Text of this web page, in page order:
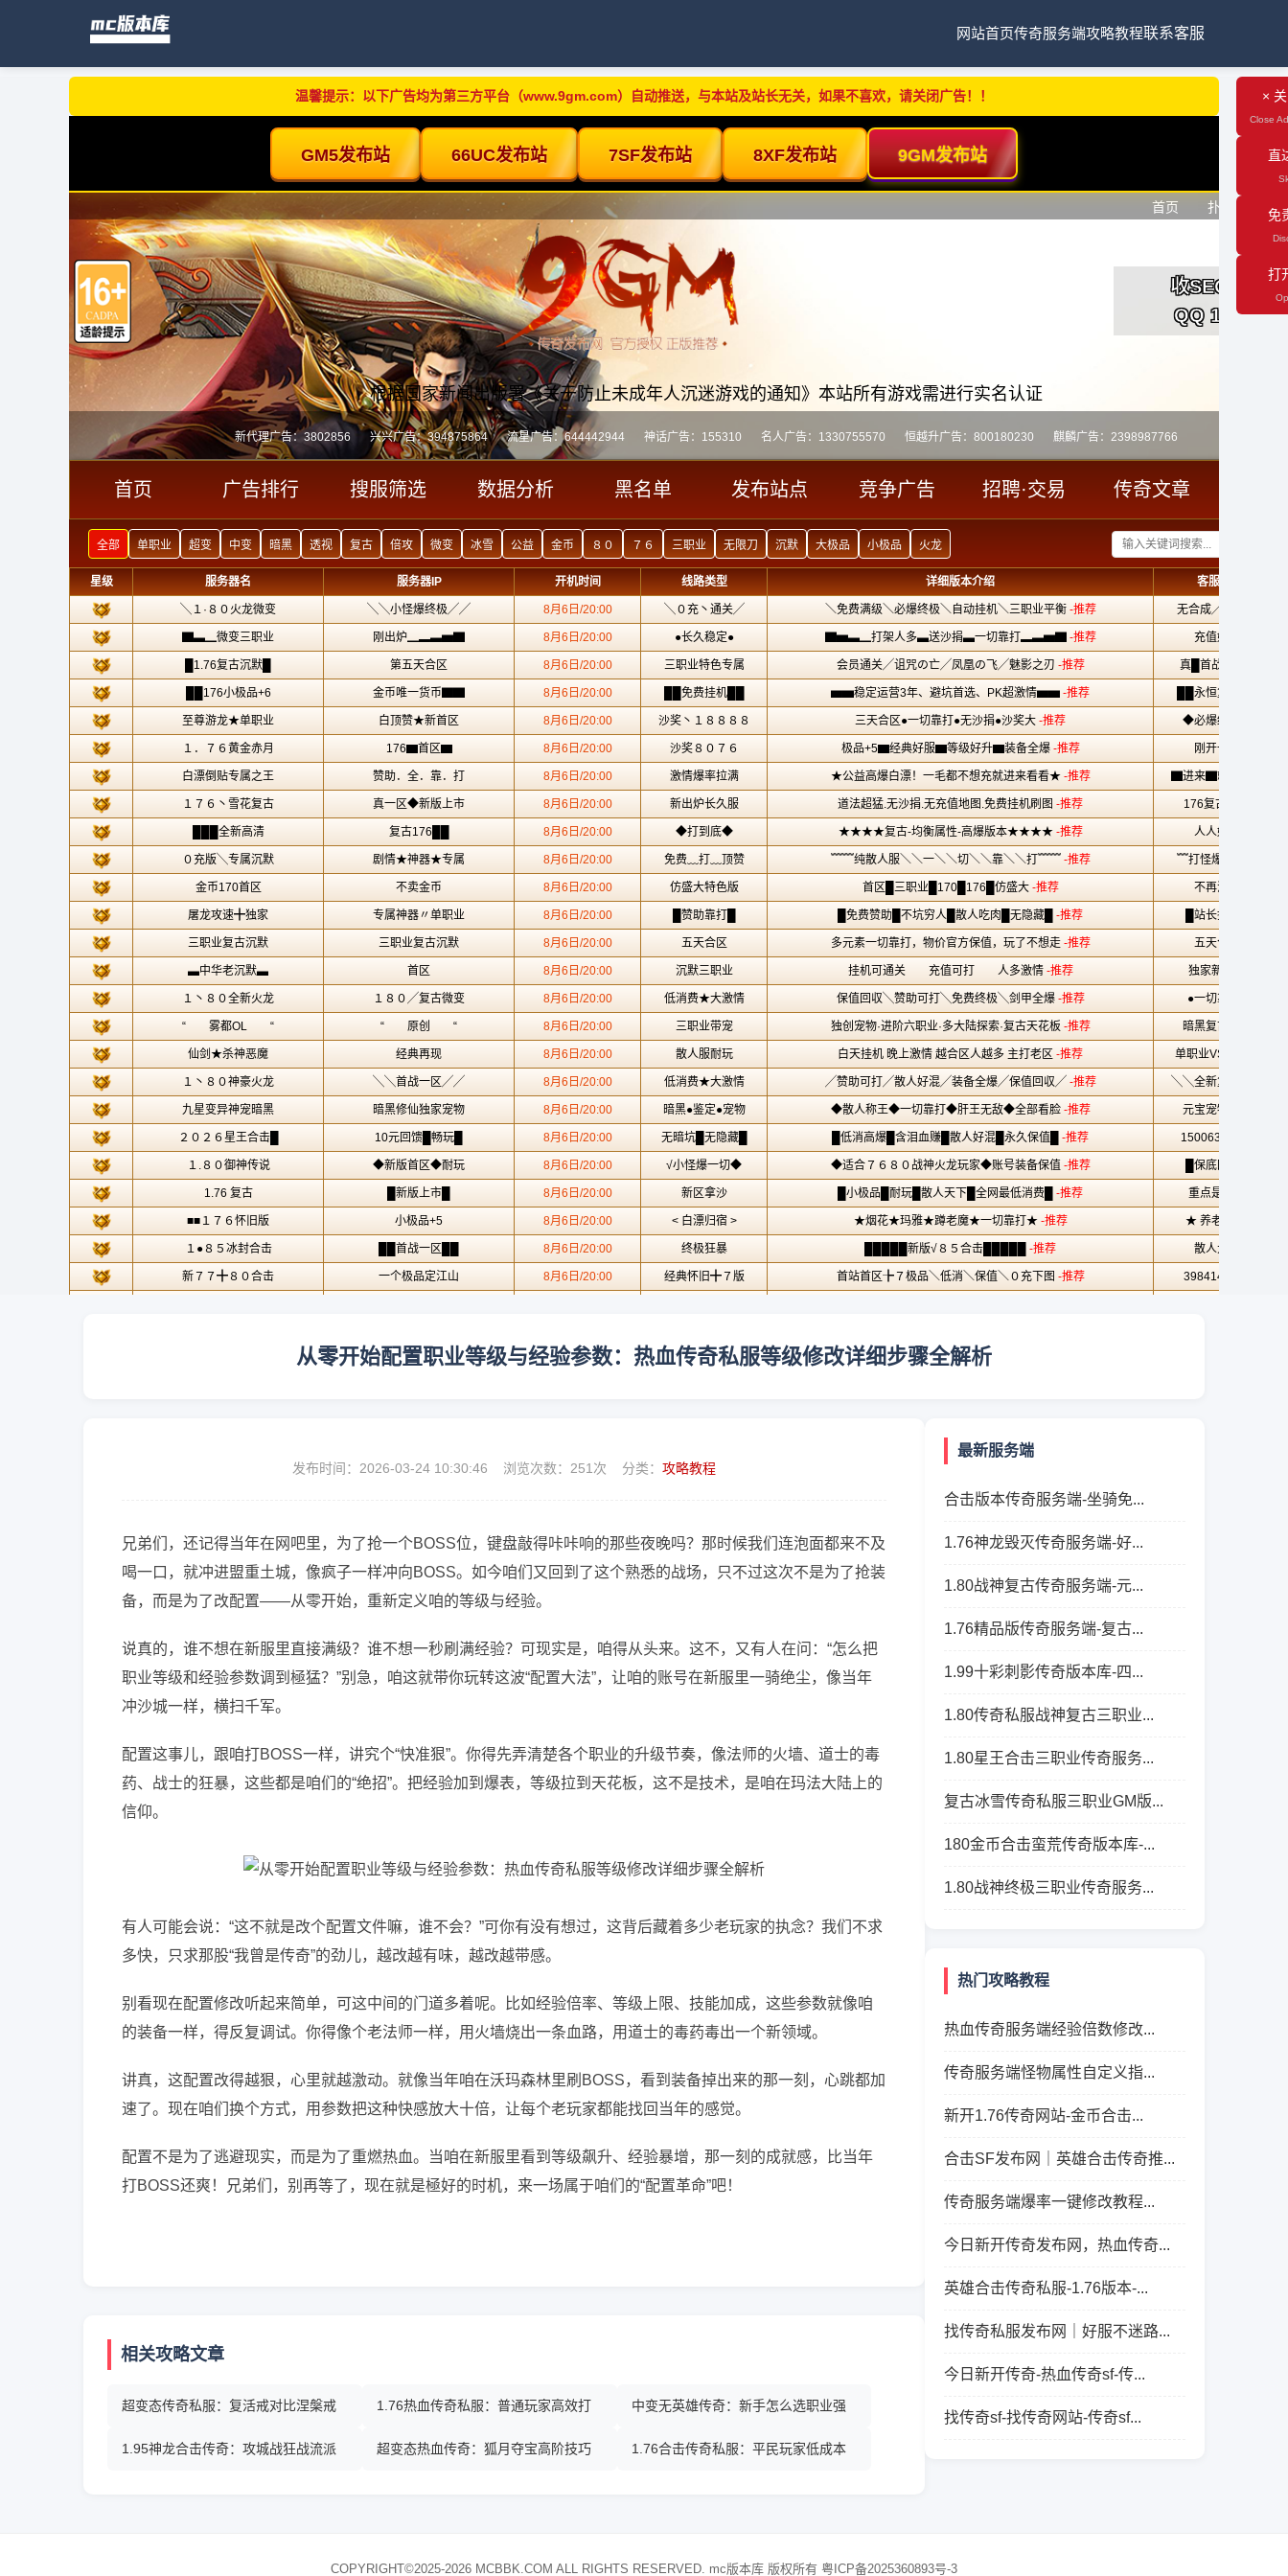
网站首页传奇服务端攻略教程联系客服
温馨提示：以下广告均为第三方平台（www.9gm.com）自动推送，与本站及站长无关，如果不喜欢，请关闭广告！！ ×
Close
直
免
打
从零开始配置职业等级与经验参数：热血传奇私服等级修改详细步骤全解析
发布时间：2026-03-24 10:30:46 浏览次数： 251次 分类： 攻略教程
兄弟们，还记得当年在网吧里，为了抢一个BOSS位，键盘敲得咔咔响的那些夜晚吗？那时候我们连泡面都来不及
喝一口，就冲进盟重土城，像疯子一样冲向BOSS。如今咱们又回到了这个熟悉的战场，只不过这次不是为了抢装
备，而是为了改配置——从零开始，重新定义咱的等级与经验。
说真的，谁不想在新服里直接满级？谁不想一秒刷满经验？可现实是，咱得从头来。这不，又有人在问：“怎么把
职业等级和经验参数调到極猛？”别急，咱这就带你玩转这波“配置大法”，让咱的账号在新服里一骑绝尘，像当年
冲沙城一样，横扫千军。
配置这事儿，跟咱打BOSS一样，讲究个“快准狠”。你得先弄清楚各个职业的升级节奏，像法师的火墙、道士的毒
药、战士的狂暴，这些都是咱们的“绝招”。把经验加到爆表，等级拉到天花板，这不是技术，是咱在玛法大陆上的
信仰。
有人可能会说：“这不就是改个配置文件嘛，谁不会？”可你有没有想过，这背后藏着多少老玩家的执念？我们不求
多快，只求那股“我曾是传奇”的劲儿，越改越有味，越改越带感。
别看现在配置修改听起来简单，可这中间的门道多着呢。比如经验倍率、等级上限、技能加成，这些参数就像咱
的装备一样，得反复调试。你得像个老法师一样，用火墙烧出一条血路，用道士的毒药毒出一个新领域。
讲真，这配置改得越狠，心里就越激动。就像当年咱在沃玛森林里刷BOSS，看到装备掉出来的那一刻，心跳都加
速了。现在咱们换个方式，用参数把这种快感放大十倍，让每个老玩家都能找回当年的感觉。
配置不是为了逃避现实，而是为了重燃热血。当咱在新服里看到等级飙升、经验暴增，那一刻的成就感，比当年
打BOSS还爽！兄弟们，别再等了，现在就是極好的时机，来一场属于咱们的“配置革命”吧！
相关攻略文章
超变态传奇私服：复活戒对比涅槃戒 1.76热血传奇私服：普通玩家高效打 中变无英雄传奇：新手怎么选职业强
1.95神龙合击传奇：攻城战狂战流派 超变态热血传奇：狐月夺宝高阶技巧 1.76合击传奇私服：平民玩家低成本
最新服务端
合击版本传奇服务端-坐骑免...
1.76神龙毁灭传奇服务端-好...
1.80战神复古传奇服务端-元...
1.76精品版传奇服务端-复古...
1.99十彩刺影传奇版本库-四...
1.80传奇私服战神复古三职业...
1.80星王合击三职业传奇服务...
复古冰雪传奇私服三职业GM版...
180金币合击蛮荒传奇版本库-...
1.80战神终极三职业传奇服务...
热门攻略教程
热血传奇服务端经验倍数修改...
传奇服务端怪物属性自定义指...
新开1.76传奇网站-金币合击...
合击SF发布网｜英雄合击传奇推...
传奇服务端爆率一键修改教程...
今日新开传奇发布网，热血传奇...
英雄合击传奇私服-1.76版本-...
找传奇私服发布网｜好服不迷路...
今日新开传奇-热血传奇sf-传...
找传奇sf-找传奇网站-传奇sf...
COPYRIGHT©2025-2026 MCBBK.COM ALL RIGHTS RESERVED. mc版本库 版权所有 粤ICP备2025360893号-3